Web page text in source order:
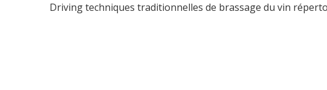
Driving techniques traditionnelles de brassage du vin